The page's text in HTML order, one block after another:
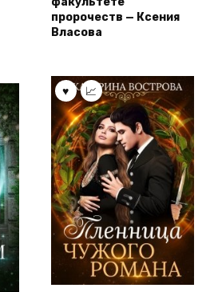
пророчеств — Ксения
Власова